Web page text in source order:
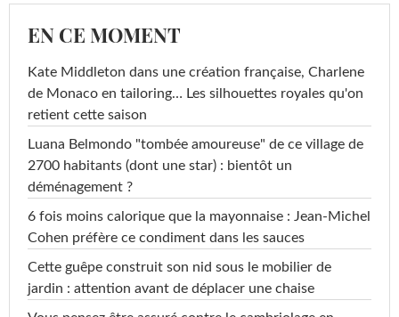
EN CE MOMENT
Kate Middleton dans une création française, Charlene
de Monaco en tailoring… Les silhouettes royales qu'on
retient cette saison
Luana Belmondo "tombée amoureuse" de ce village de
2700 habitants (dont une star) : bientôt un
déménagement ?
6 fois moins calorique que la mayonnaise : Jean-Michel
Cohen préfère ce condiment dans les sauces
Cette guêpe construit son nid sous le mobilier de
jardin : attention avant de déplacer une chaise